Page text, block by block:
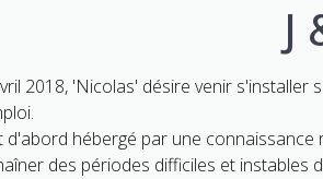
J
2018, 'Nicolas' désire venir
d'abord hébergé par une connaissance
des périodes difficiles et instables